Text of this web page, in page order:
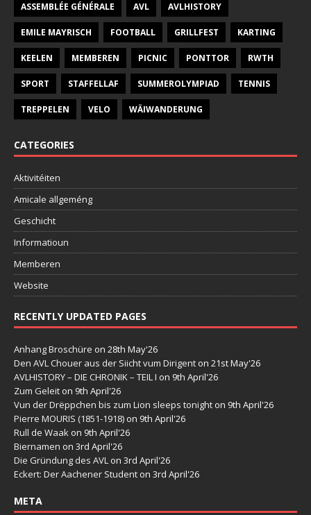
ASSEMBLÉE GÉNÉRALE AVL AVLHISTORY
EMILE MAYRISCH FOOTBALL GRILLFEST KARTING
KEELEN MEMBEREN PICNIC PONTTOR RWTH
SPORT STAFFELLAF SUMMEROLYMPIAD TENNIS
TREPPELEN VELO WÄIWANDERUNG
CATEGORIES
Aktivitéiten
Amicale allgeméng
Geschicht
Informatioun
Memberen
Website
RECENTLY UPDATED PAGES
Anhang Broschüre on 28th May'26
Den AVL Chouer aus der Siicht vum Dirigent on 21st May'26
AVLHISTORY – DIE CHRONIK – TEIL I on 9th April'26
Zum Geleit on 9th April'26
Vun der Drëppchen bis zum Lion sleeps tonight on 9th April'26
Pierre MOURIS (1851-1918) on 9th April'26
Rull de Waak on 9th April'26
Biernamen on 3rd April'26
Die Gründung des AVL on 3rd April'26
Eckert: Der Aachener Student on 3rd April'26
META